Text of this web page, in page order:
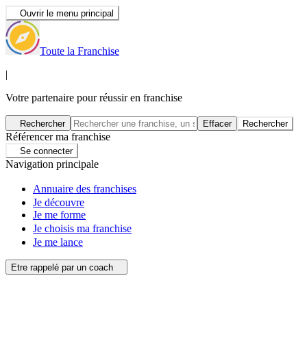
Ouvrir le menu principal
Toute la Franchise
|
Votre partenaire pour réussir en franchise
Rechercher Effacer Rechercher
Référencer ma franchise
Se connecter
Navigation principale
Annuaire des franchises
Je découvre
Je me forme
Je choisis ma franchise
Je me lance
Etre rappelé par un coach